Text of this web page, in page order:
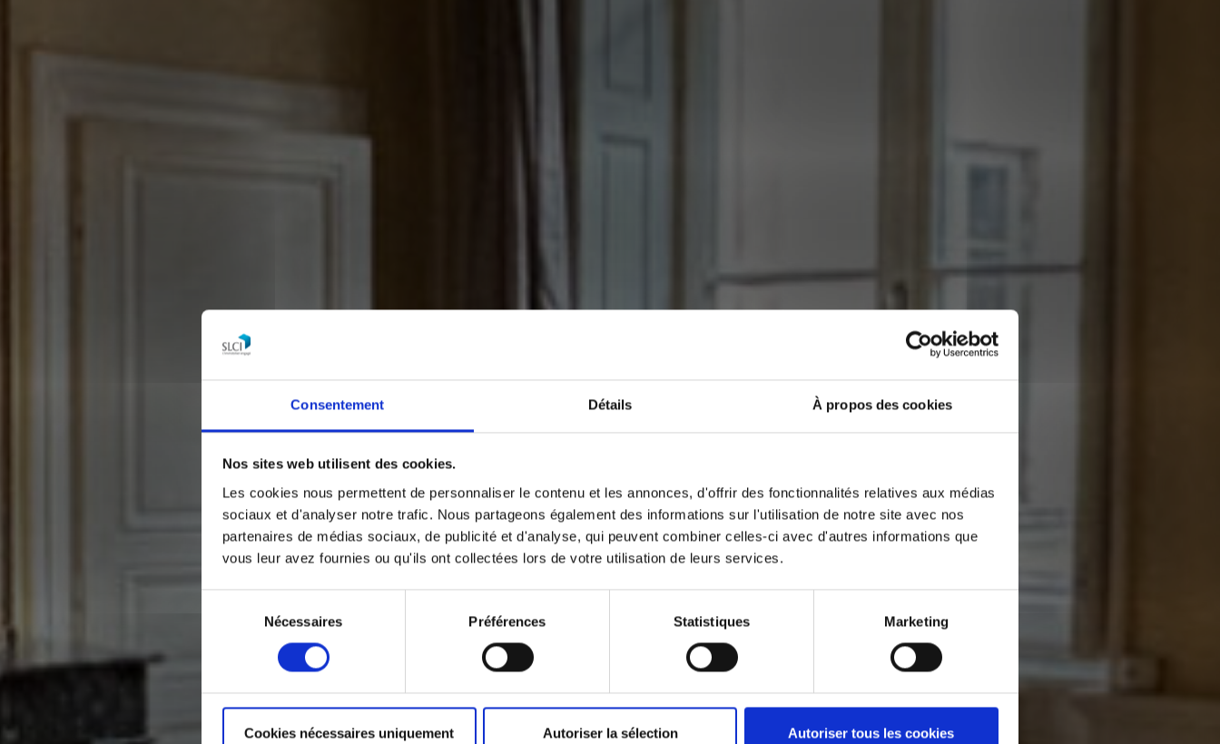
Consentement Détails À propos des cookies
Nos sites web utilisent des cookies.
Les cookies nous permettent de personnaliser le contenu et les annonces, d'offrir des fonctionnalités relatives aux médias
sociaux et d'analyser notre trafic. Nous partageons également des informations sur l'utilisation de notre site avec nos
partenaires de médias sociaux, de publicité et d'analyse, qui peuvent combiner celles-ci avec d'autres informations que
vous leur avez fournies ou qu'ils ont collectées lors de votre utilisation de leurs services.
consentement
Nécessaires Préférences Statistiques Marketing
Cookies nécessaires uniquement Autoriser la sélection Autoriser tous les cookies